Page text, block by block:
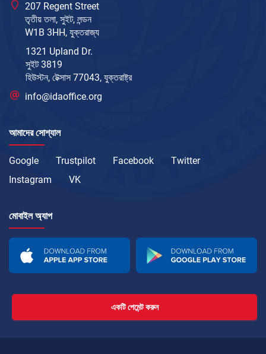
207 Regent Street
তৃতীয় তলা, সুইট, লন্ডন
W1B 3HH, যুক্তরাজ্য
1321 Upland Dr.
সুইট 3819
হিউস্টন, টেক্সাস 77043, যুক্তরাষ্ট্র
info@idaoffice.org
আমাদের সোশ্যাল
Google Trustpilot Facebook
Twitter
Instagram
VK
মোবাইল অ্যাপ
একটি পেমেন্ট করুন